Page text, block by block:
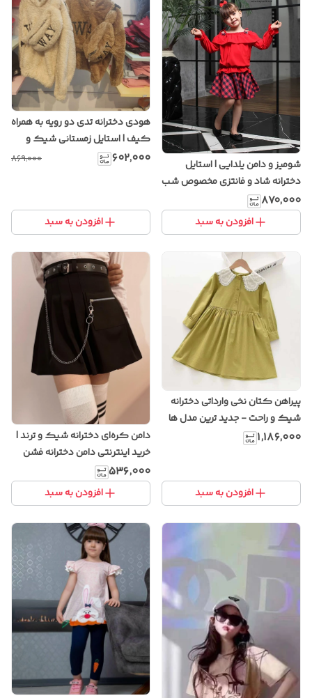
شومیز و دامن یلدایی | استایل
دخترانه شاد و فانتزی مخصوص شب
یلدا
۸۷۰٬۰۰۰
افزودن به سبد
هودی دخترانه تدی دو رویه به همراه
کیف | استایل زمستانی شیک و
گرم با پارچه پشمی نرم
۶۰۲٬۰۰۰ ۸۶۹٬۰۰۰
افزودن به سبد
پیراهن کتان نخی وارداتی دخترانه
شیک و راحت - جدید ترین مدل ها
۱٬۱۸۶٬۰۰۰
افزودن به سبد
دامن کره‌ای دخترانه شیک و ترند |
خرید اینترنتی دامن دخترانه فشن
۱۴۰۴
۵۳۶٬۰۰۰
افزودن به سبد